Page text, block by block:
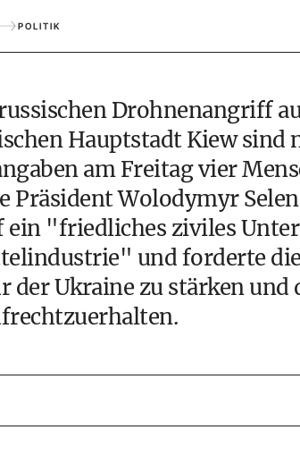
POLITIK
Drohnenangriff
Hauptstadt Kiew sind
am Freitag vier
Präsident Wolodymyr
"friedliches ziviles
und forderte
der Ukraine zu stärken